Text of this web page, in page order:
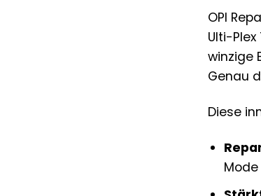
OPI
Ulti-
winzige
Genau
Diese